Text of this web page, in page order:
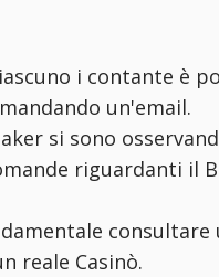
i contante è
un'email.
si sono
riguardanti il
consultare
reale Casinò.